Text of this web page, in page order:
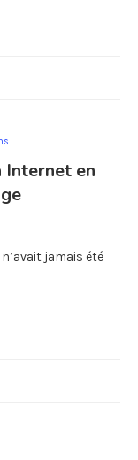
Internet en
jamais été